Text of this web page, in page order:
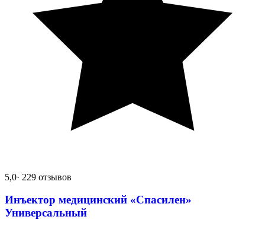
5,0· 229 отзывов
Инъектор медицинский «Спасилен»
Универсальный